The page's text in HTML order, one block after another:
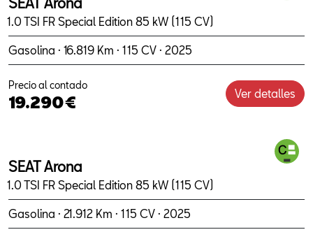
1.0 TSI FR Special Edition 85 kW (115 CV)
Gasolina · 16.819 Km · 115 CV · 2025
Precio al contado
19.290€ Ver detalles
SEAT Arona
1.0 TSI FR Special Edition 85 kW (115 CV)
Gasolina · 21.912 Km · 115 CV · 2025